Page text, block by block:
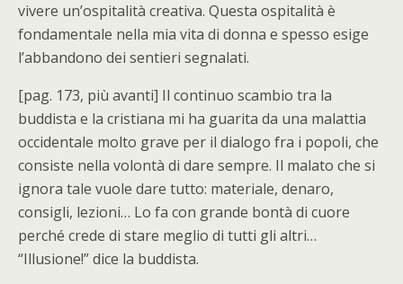
vivere un’ospitalità creativa. Questa ospitalità è
fondamentale nella mia vita di donna e spesso esige
l’abbandono dei sentieri segnalati.
[pag. 173, più avanti] Il continuo scambio tra la
buddista e la cristiana mi ha guarita da una malattia
occidentale molto grave per il dialogo fra i popoli, che
consiste nella volontà di dare sempre. Il malato che si
ignora tale vuole dare tutto: materiale, denaro,
consigli, lezioni… Lo fa con grande bontà di cuore
perché crede di stare meglio di tutti gli altri…
“Illusione!” dice la buddista.